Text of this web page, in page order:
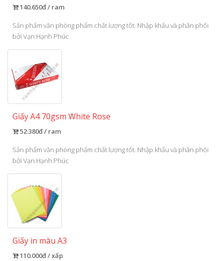
140.650đ / ram
Sản phẩm văn phòng phẩm chất lượng tốt. Nhập khẩu và phân phối
bởi Vạn Hạnh Phúc
Giấy A4 70gsm White Rose
52.380đ / ram
Sản phẩm văn phòng phẩm chất lượng tốt. Nhập khẩu và phân phối
bởi Vạn Hạnh Phúc
Giấy in màu A3
110.000đ / xấp